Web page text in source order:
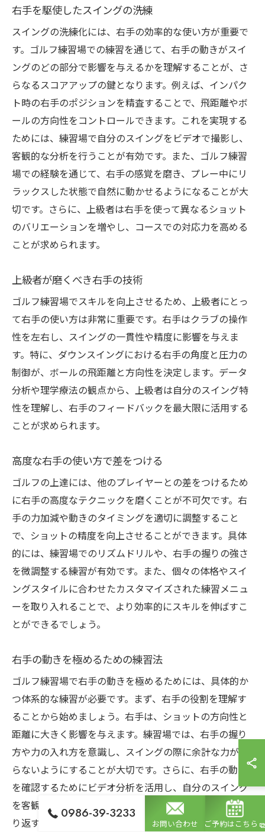
右手を駆使したスイングの洗練
スイングの洗練化には、右手の効率的な使い方が重要で
す。ゴルフ練習場での練習を通じて、右手の動きがスイ
ングのどの部分で影響を与えるかを理解することが、さ
らなるスコアアップの鍵となります。例えば、インパク
ト時の右手のポジションを精査することで、飛距離やボ
ールの方向性をコントロールできます。これを実現する
ためには、練習場で自分のスイングをビデオで撮影し、
客観的な分析を行うことが有効です。また、ゴルフ練習
場での経験を通じて、右手の感覚を磨き、プレー中にリ
ラックスした状態で自然に動かせるようになることが大
切です。さらに、上級者は右手を使って異なるショット
のバリエーションを増やし、コースでの対応力を高める
ことが求められます。
上級者が磨くべき右手の技術
ゴルフ練習場でスキルを向上させるため、上級者にとっ
て右手の使い方は非常に重要です。右手はクラブの操作
性を左右し、スイングの一貫性や精度に影響を与えま
す。特に、ダウンスイングにおける右手の角度と圧力の
制御が、ボールの飛距離と方向性を決定します。データ
分析や理学療法の観点から、上級者は自分のスイング特
性を理解し、右手のフィードバックを最大限に活用する
ことが求められます。
高度な右手の使い方で差をつける
ゴルフの上達には、他のプレイヤーとの差をつけるため
に右手の高度なテクニックを磨くことが不可欠です。右
手の力加減や動きのタイミングを適切に調整すること
で、ショットの精度を向上させることができます。具体
的には、練習場でのリズムドリルや、右手の握りの強さ
を微調整する練習が有効です。また、個々の体格やスイ
ングスタイルに合わせたカスタマイズされた練習メニュ
ーを取り入れることで、より効率的にスキルを伸ばすこ
とができるでしょう。
右手の動きを極めるための練習法
ゴルフ練習場で右手の動きを極めるためには、具体的か
つ体系的な練習が必要です。まず、右手の役割を理解す
ることから始めましょう。右手は、ショットの方向性と
距離に大きく影響を与えます。練習場では、右手の握り
方や力の入れ方を意識し、スイングの際に余計な力が入
らないようにすることが大切です。さらに、右手の動き
を確認するためにビデオ分析を活用し、自分のスイング
を客観的に見直すことも効果的です。こうした練習を繰
り返すことで、より精度の高いショットを実現できるで
0986-39-3233
お問い合わせ ご予約はこちら